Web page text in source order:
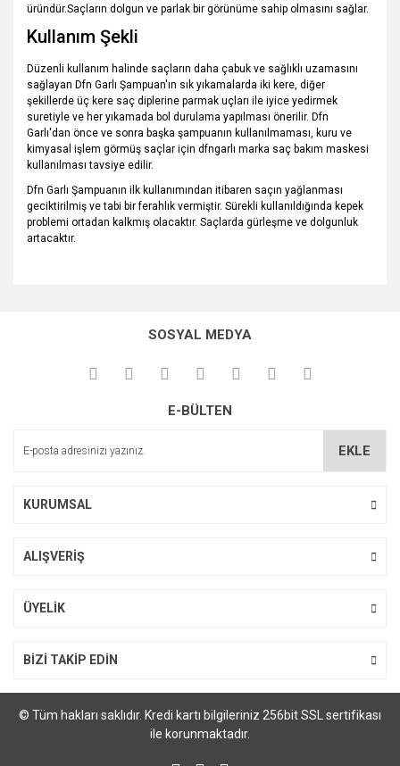
üründür.Saçların dolgun ve parlak bir görünüme sahip olmasını sağlar.
Kullanım Şekli
Düzenli kullanım halinde saçların daha çabuk ve sağlıklı uzamasını
sağlayan Dfn Garlı Şampuan'ın sık yıkamalarda iki kere, diğer
şekillerde üç kere saç diplerine parmak uçları ile iyice yedirmek
suretiyle ve her yıkamada bol durulama yapılması önerilir. Dfn
Garlı'dan önce ve sonra başka şampuanın kullanılmaması, kuru ve
kimyasal işlem görmüş saçlar için dfngarlı marka saç bakım maskesi
kullanılması tavsiye edilir.
Dfn Garlı Şampuanın ilk kullanımından itibaren saçın yağlanması
geciktirilmiş ve tabi bir ferahlık vermiştir. Sürekli kullanıldığında kepek
problemi ortadan kalkmış olacaktır. Saçlarda gürleşme ve dolgunluk
artacaktır.
kullanarak tarafımıza iletebilirsiniz.
Görüş ve önerileriniz için teşekkür ederiz.
Ürün açıklamasında eksik bilgiler bulunuyor.
SOSYAL MEDYA
E-BÜLTEN
EKLE
KURUMSAL
ALIŞVERİŞ
ÜYELİK
BİZİ TAKİP EDİN
© Tüm hakları saklıdır. Kredi kartı bilgileriniz 256bit SSL sertifikası
ile korunmaktadır.